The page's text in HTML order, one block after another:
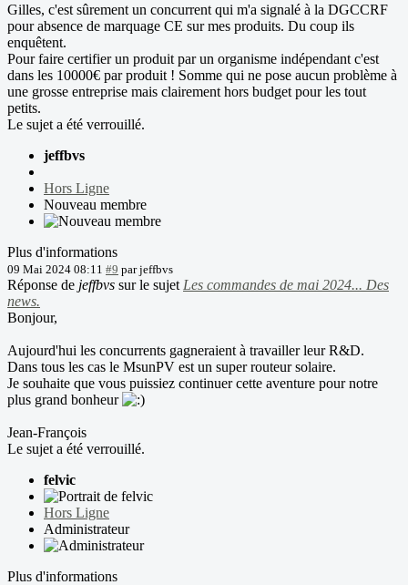
Gilles, c'est sûrement un concurrent qui m'a signalé à la DGCCRF
pour absence de marquage CE sur mes produits. Du coup ils
enquêtent.
Pour faire certifier un produit par un organisme indépendant c'est
dans les 10000€ par produit ! Somme qui ne pose aucun problème à
une grosse entreprise mais clairement hors budget pour les tout
petits.
Le sujet a été verrouillé.
jeffbvs
Hors Ligne
Nouveau membre
Plus d'informations
09 Mai 2024 08:11 #9 parjeffbvs
Réponse de jeffbvs sur le sujet Les commandes de mai 2024... Des
news.
Bonjour,
Aujourd'hui les concurrents gagneraient à travailler leur R&D.
Dans tous les cas le MsunPV est un super routeur solaire.
Je souhaite que vous puissiez continuer cette aventure pour notre
plus grand bonheur
Jean-François
Le sujet a été verrouillé.
felvic
Hors Ligne
Administrateur
Plus d'informations